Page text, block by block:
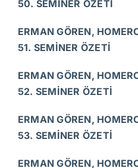
50. SEMİNER ÖZETİ
ERMAN GÖREN,
51. SEMİNER ÖZETİ
ERMAN GÖREN,
52. SEMİNER ÖZETİ
ERMAN GÖREN,
53. SEMİNER ÖZETİ
ERMAN GÖREN,